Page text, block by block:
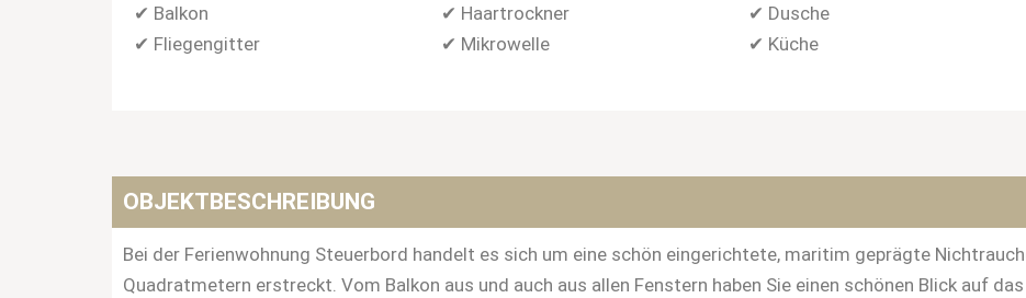
✔ Balkon
✔ Fliegengitter
✔ Haartrockner
✔ Mikrowelle
✔ Dusche
✔ Küche
OBJEKTBESCHREIBUNG
Bei der Ferienwohnung Steuerbord handelt es sich um eine schön eingerichtete, maritim geprägte
Quadratmetern erstreckt. Vom Balkon aus und auch aus allen Fenstern haben Sie einen schönen Blick auf